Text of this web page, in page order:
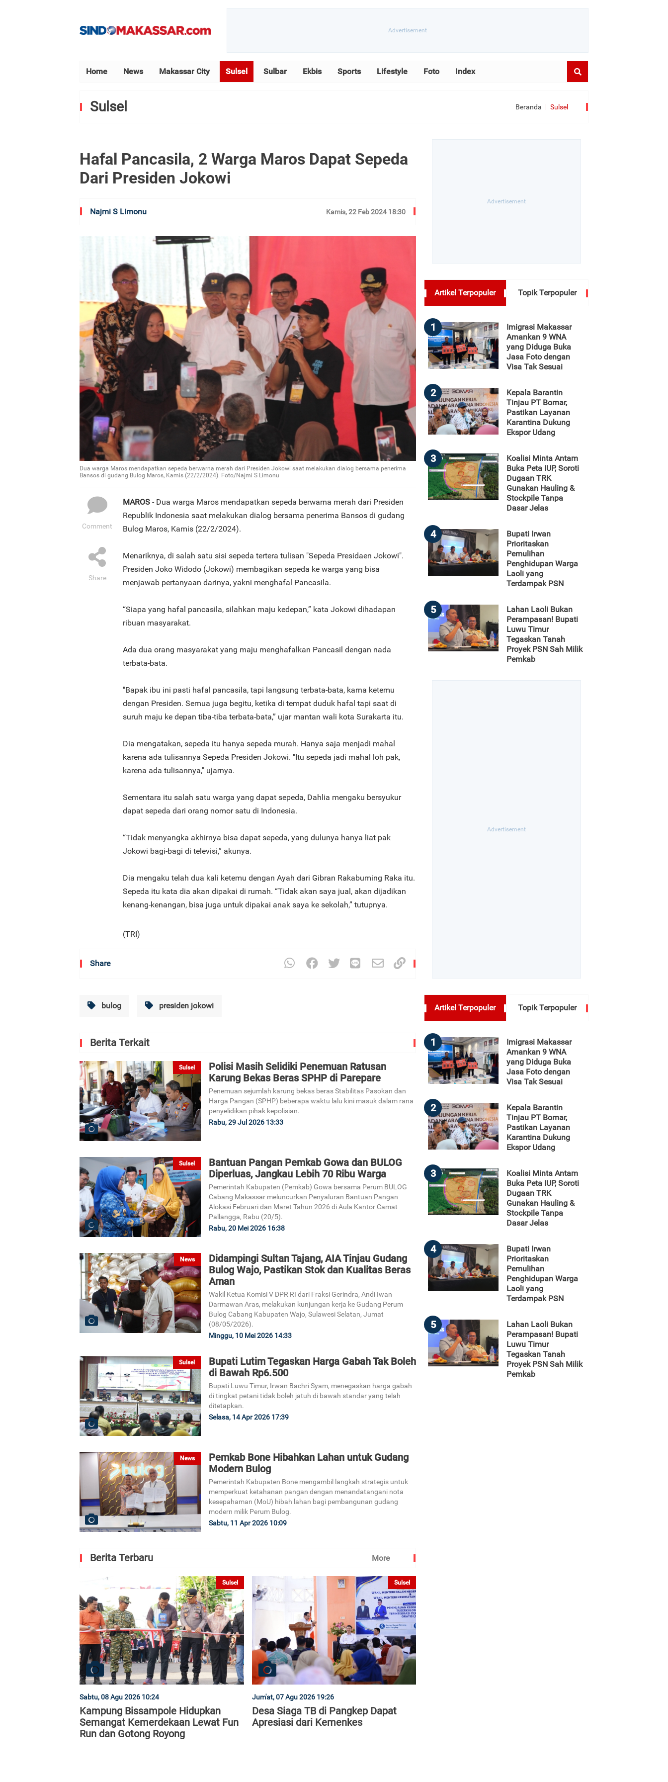
Home News Makassar City Sulsel Sulbar Ekbis Sports Lifestyle Foto Index
Sulsel Beranda Sulsel
Hafal Pancasila, 2 Warga Maros Dapat Sepeda
Dari Presiden Jokowi
Najmi S Limonu Kamis, 22 Feb 2024 18:30
Dua warga Maros mendapatkan sepeda berwarna merah dari Presiden Jokowi saat melakukan dialog bersama penerima
Bansos di gudang Bulog Maros, Kamis (22/2/2024). Foto/Najmi S Limonu
Comment
Share
MAROS - Dua warga Maros mendapatkan sepeda berwarna merah dari Presiden
Republik Indonesia saat melakukan dialog bersama penerima Bansos di gudang
Bulog Maros, Kamis (22/2/2024).
Menariknya, di salah satu sisi sepeda tertera tulisan "Sepeda Presidaen Jokowi".
Presiden Joko Widodo (Jokowi) membagikan sepeda ke warga yang bisa
menjawab pertanyaan darinya, yakni menghafal Pancasila.
“Siapa yang hafal pancasila, silahkan maju kedepan,” kata Jokowi dihadapan
ribuan masyarakat.
Ada dua orang masyarakat yang maju menghafalkan Pancasil dengan nada
terbata-bata.
"Bapak ibu ini pasti hafal pancasila, tapi langsung terbata-bata, karna ketemu
dengan Presiden. Semua juga begitu, ketika di tempat duduk hafal tapi saat di
suruh maju ke depan tiba-tiba terbata-bata,” ujar mantan wali kota Surakarta itu.
Dia mengatakan, sepeda itu hanya sepeda murah. Hanya saja menjadi mahal
karena ada tulisannya Sepeda Presiden Jokowi. "Itu sepeda jadi mahal loh pak,
karena ada tulisannya," ujarnya.
Sementara itu salah satu warga yang dapat sepeda, Dahlia mengaku bersyukur
dapat sepeda dari orang nomor satu di Indonesia.
“Tidak menyangka akhirnya bisa dapat sepeda, yang dulunya hanya liat pak
Jokowi bagi-bagi di televisi,” akunya.
Dia mengaku telah dua kali ketemu dengan Ayah dari Gibran Rakabuming Raka itu.
Sepeda itu kata dia akan dipakai di rumah. “Tidak akan saya jual, akan dijadikan
kenang-kenangan, bisa juga untuk dipakai anak saya ke sekolah,” tutupnya.
(TRI)
Share
bulog presiden jokowi
Berita Terkait
Sulsel
Polisi Masih Selidiki Penemuan Ratusan
Karung Bekas Beras SPHP di Parepare
Penemuan sejumlah karung bekas beras Stabilitas Pasokan dan
Harga Pangan (SPHP) beberapa waktu lalu kini masuk dalam rana
penyelidikan pihak kepolisian.
Rabu, 29 Jul 2026 13:33
Sulsel
Bantuan Pangan Pemkab Gowa dan BULOG
Diperluas, Jangkau Lebih 70 Ribu Warga
Pemerintah Kabupaten (Pemkab) Gowa bersama Perum BULOG
Cabang Makassar meluncurkan Penyaluran Bantuan Pangan
Alokasi Februari dan Maret Tahun 2026 di Aula Kantor Camat
Pallangga, Rabu (20/5).
Rabu, 20 Mei 2026 16:38
News
Didampingi Sultan Tajang, AIA Tinjau Gudang
Bulog Wajo, Pastikan Stok dan Kualitas Beras
Aman
Wakil Ketua Komisi V DPR RI dari Fraksi Gerindra, Andi Iwan
Darmawan Aras, melakukan kunjungan kerja ke Gudang Perum
Bulog Cabang Kabupaten Wajo, Sulawesi Selatan, Jumat
(08/05/2026).
Minggu, 10 Mei 2026 14:33
Sulsel
Bupati Lutim Tegaskan Harga Gabah Tak Boleh
di Bawah Rp6.500
Bupati Luwu Timur, Irwan Bachri Syam, menegaskan harga gabah
di tingkat petani tidak boleh jatuh di bawah standar yang telah
ditetapkan.
Selasa, 14 Apr 2026 17:39
News
Pemkab Bone Hibahkan Lahan untuk Gudang
Modern Bulog
Pemerintah Kabupaten Bone mengambil langkah strategis untuk
memperkuat ketahanan pangan dengan menandatangani nota
kesepahaman (MoU) hibah lahan bagi pembangunan gudang
modern milik Perum Bulog.
Sabtu, 11 Apr 2026 10:09
Berita Terbaru More
Sulsel
Sabtu, 08 Agu 2026 10:24
Kampung Bissampole Hidupkan
Semangat Kemerdekaan Lewat Fun
Run dan Gotong Royong
Sulsel
Jum'at, 07 Agu 2026 19:26
Desa Siaga TB di Pangkep Dapat
Apresiasi dari Kemenkes
Artikel Terpopuler Topik Terpopuler
1
Imigrasi Makassar
Amankan 9 WNA
yang Diduga Buka
Jasa Foto dengan
Visa Tak Sesuai
2
Kepala Barantin
Tinjau PT Bomar,
Pastikan Layanan
Karantina Dukung
Ekspor Udang
3
Koalisi Minta Antam
Buka Peta IUP, Soroti
Dugaan TRK
Gunakan Hauling &
Stockpile Tanpa
Dasar Jelas
4
Bupati Irwan
Prioritaskan
Pemulihan
Penghidupan Warga
Laoli yang
Terdampak PSN
5
Lahan Laoli Bukan
Perampasan! Bupati
Luwu Timur
Tegaskan Tanah
Proyek PSN Sah Milik
Pemkab
Artikel Terpopuler Topik Terpopuler
1
Imigrasi Makassar
Amankan 9 WNA
yang Diduga Buka
Jasa Foto dengan
Visa Tak Sesuai
2
Kepala Barantin
Tinjau PT Bomar,
Pastikan Layanan
Karantina Dukung
Ekspor Udang
3
Koalisi Minta Antam
Buka Peta IUP, Soroti
Dugaan TRK
Gunakan Hauling &
Stockpile Tanpa
Dasar Jelas
4
Bupati Irwan
Prioritaskan
Pemulihan
Penghidupan Warga
Laoli yang
Terdampak PSN
5
Lahan Laoli Bukan
Perampasan! Bupati
Luwu Timur
Tegaskan Tanah
Proyek PSN Sah Milik
Pemkab